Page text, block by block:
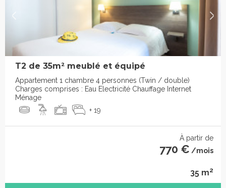
T2 de 35m² meublé et équipé
Appartement 1 chambre 4 personnes (Twin / double)
Charges comprises : Eau Electricité Chauffage Internet
Ménage
+ 19
À partir de
770 € /mois
35 m2